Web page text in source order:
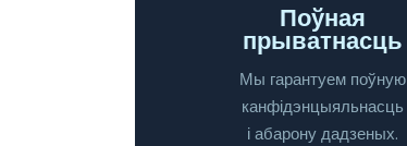
Поўная
прыватнасць
Мы гарантуем поўную
канфідэнцыяльнасць
і абарону дадзеных.